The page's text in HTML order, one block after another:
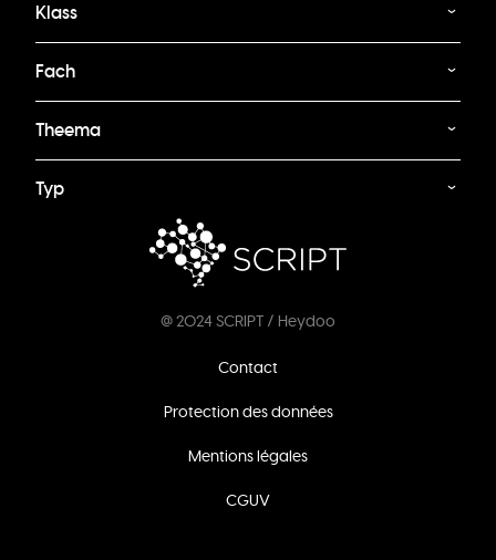
Klass
Fach
Theema
Typ
@ 2024 SCRIPT / Heydoo
Contact
Protection des données
Mentions légales
CGUV